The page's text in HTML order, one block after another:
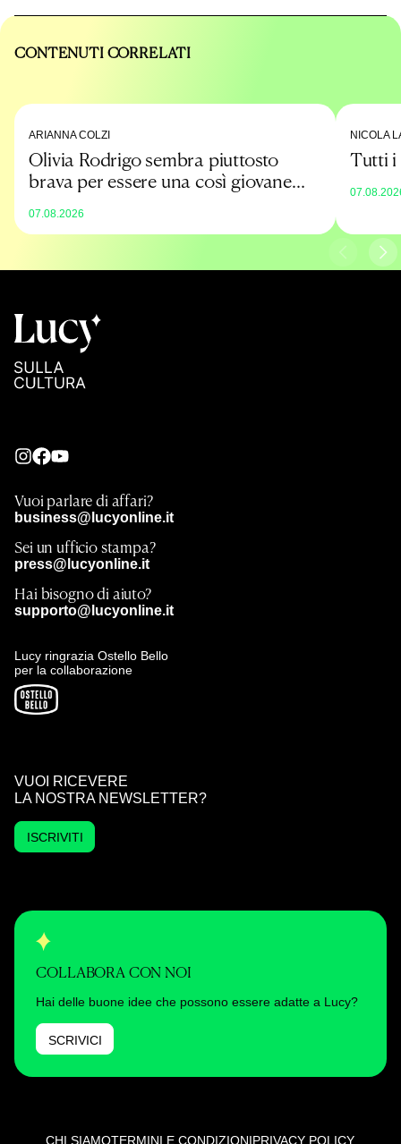
CONTENUTI CORRELATI
ARIANNA COLZI
Olivia Rodrigo sembra piuttosto
brava per essere una così giovane
07.08.2026
NICOLA
Tutti i
Vuoi parlare di affari?
business@lucyonline.it
Sei un ufficio stampa?
press@lucyonline.it
Hai bisogno di aiuto?
supporto@lucyonline.it
Lucy ringrazia Ostello Bello
per la collaborazione
VUOI RICEVERE
LA NOSTRA NEWSLETTER?
ISCRIVITI
COLLABORA CON NOI
Hai delle buone idee che possono essere adatte a Lucy?
SCRIVICI
CHI SIAMOTERMINI E CONDIZIONIPRIVACY POLICY